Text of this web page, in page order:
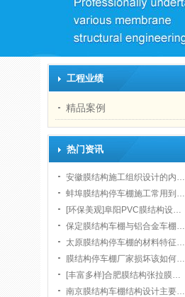
工程业绩
精品案例
热门资讯
安徽膜结构施工组织设计的内…
蚌埠膜结构停车棚施工常用到…
[环保美观]阜阳PVC膜结构设…
保定膜结构车棚与铝合金车棚…
太原膜结构停车棚的材料特征…
膜结构停车棚厂家损坏该如何…
[丰富多样]合肥膜结构张拉膜…
南京膜结构车棚结构设计主要…